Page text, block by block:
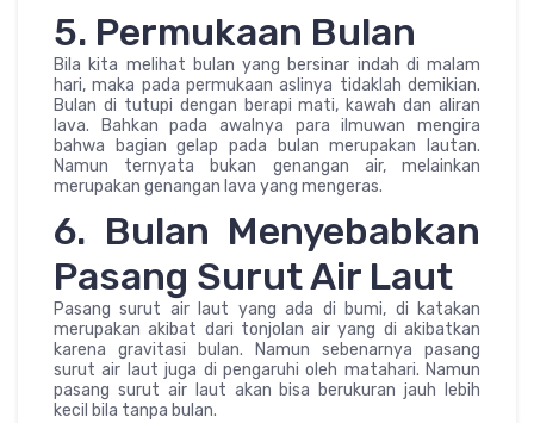
5. Permukaan Bulan
Bila kita melihat bulan yang bersinar indah di malam
hari, maka pada permukaan aslinya tidaklah demikian.
Bulan di tutupi dengan berapi mati, kawah dan aliran
lava. Bahkan pada awalnya para ilmuwan mengira
bahwa bagian gelap pada bulan merupakan lautan.
Namun ternyata bukan genangan air, melainkan
merupakan genangan lava yang mengeras.
6. Bulan Menyebabkan
Pasang Surut Air Laut
Pasang surut air laut yang ada di bumi, di katakan
merupakan akibat dari tonjolan air yang di akibatkan
karena gravitasi bulan. Namun sebenarnya pasang
surut air laut juga di pengaruhi oleh matahari. Namun
pasang surut air laut akan bisa berukuran jauh lebih
kecil bila tanpa bulan.